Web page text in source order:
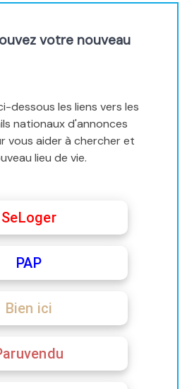
votre nouveau
dessous les liens vers les
nationaux d'annonces
vous aider à chercher et
lieu de vie.
SeLoger
PAP
Bien ici